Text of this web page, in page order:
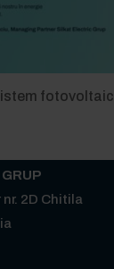
2D Chitila